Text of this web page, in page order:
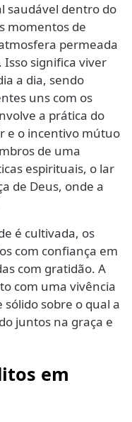
saudável dentro do
momentos de
permeada
significa viver
a dia, sendo
uns com os
a prática do
e o incentivo mútuo
de uma
espirituais, o lar
de Deus, onde a
é cultivada, os
com confiança em
com gratidão. A
com uma vivência
sobre o qual a
juntos na graça e
em